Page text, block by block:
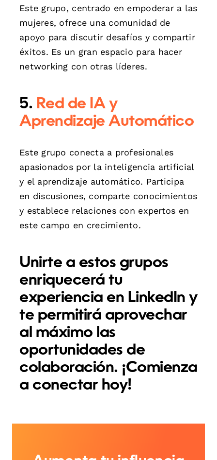
Este grupo, centrado en empoderar a las
mujeres, ofrece una comunidad de
apoyo para discutir desafíos y compartir
éxitos. Es un gran espacio para hacer
networking con otras líderes.
5. Red de IA y
Aprendizaje Automático
Este grupo conecta a profesionales
apasionados por la inteligencia artificial
y el aprendizaje automático. Participa
en discusiones, comparte conocimientos
y establece relaciones con expertos en
este campo en crecimiento.
Unirte a estos grupos
enriquecerá tu
experiencia en LinkedIn y
te permitirá aprovechar
al máximo las
oportunidades de
colaboración. ¡Comienza
a conectar hoy!